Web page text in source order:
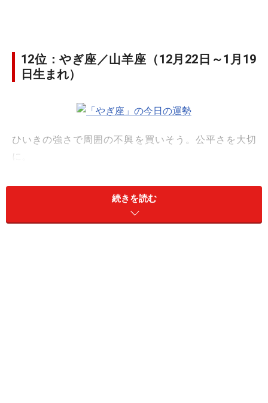
12位：やぎ座／山羊座（12月22日～1月19
日生まれ）
ひいきの強さで周囲の不興を買いそう。公平さを大切
に。
11位：さそり座／蠍座（10月24日～11月22
続きを読む